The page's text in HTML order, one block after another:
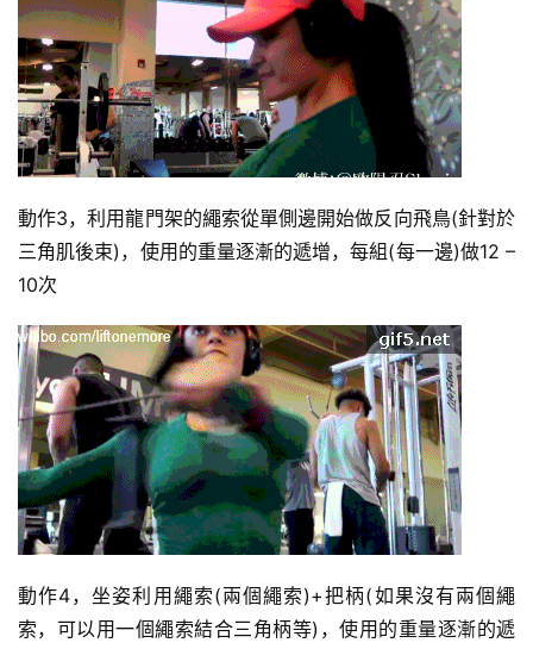
動作3，利用龍門架的繩索從單側邊開始做反向飛鳥(針對於
三角肌後束)，使用的重量逐漸的遞增，每組(每一邊)做12 –
10次
動作4，坐姿利用繩索(兩個繩索)+把柄(如果沒有兩個繩
索，可以用一個繩索結合三角柄等)，使用的重量逐漸的遞